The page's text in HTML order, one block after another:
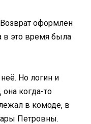
оформлен
в это время была
Но логин и
когда-то
лежал в комоде, в
Петровны.